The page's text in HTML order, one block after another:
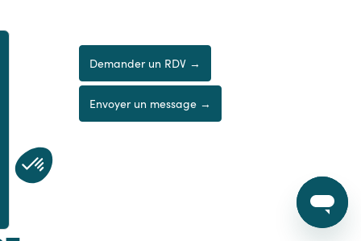
Demander un RDV →
Envoyer un message →